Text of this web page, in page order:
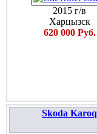
2015 г/в
Харцызск
620 000 Руб.
Skoda Karoq